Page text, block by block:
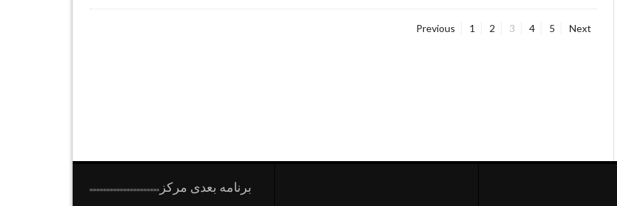
PreviousPage 1Page 2
Page 3
Page 4
Page 5 Next
برنامه بعدی مرکز